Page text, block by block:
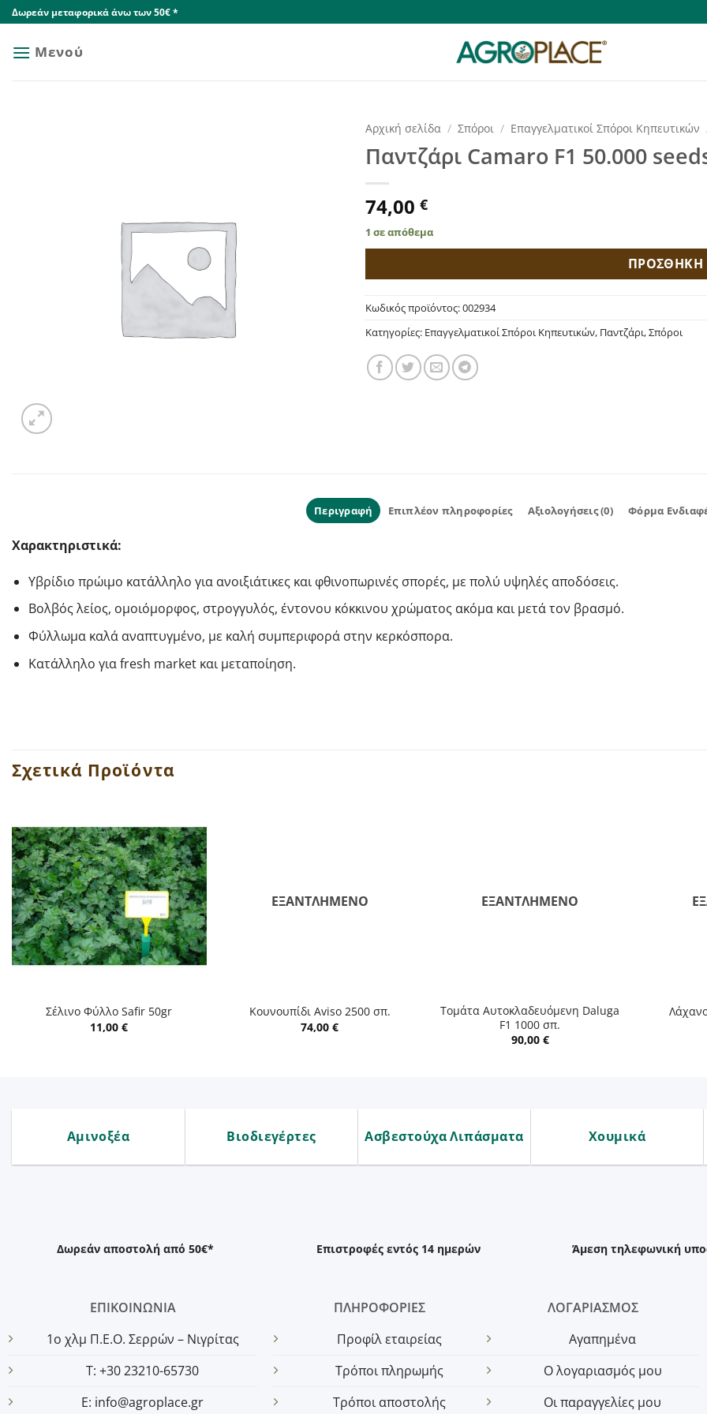
Skip
to
content
Δωρεάν μεταφορικά άνω των 50€ *
Μενού
Αρχική σελίδα / Σπόροι / Επαγγελματικοί Σπόροι Κηπευτικών
Παντζάρι Camaro F1 50.000
74,00 €
1 σε απόθεμα
ΠΡΟΣΘΗΚΗ
Κωδικός προϊόντος:002934
Κατηγορίες: Επαγγελματικοί Σπόροι Κηπευτικών, Παντζάρι,Σπόροι
Περιγραφή Επιπλέον πληροφορίες Αξιολογήσεις (0) Φόρμα
Χαρακτηριστικά:
Υβρίδιο πρώιμο κατάλληλο για ανοιξιάτικες και φθινοπωρινές σπορές, με πολύ υψηλές αποδόσεις.
Βολβός λείος, ομοιόμορφος, στρογγυλός, έντονου κόκκινου χρώματος ακόμα και μετά τον βρασμό.
Φύλλωμα καλά αναπτυγμένο, με καλή συμπεριφορά στην κερκόσπορα.
Κατάλληλο για fresh market και μεταποίηση.
Σχετικά Προϊόντα
Σέλινο Φύλλο Safir 50gr
11,00€
ΕΞΑΝΤΛΗΜΈΝΟ
Κουνουπίδι Aviso 2500 σπ.
74,00€
ΕΞΑΝΤΛΗΜΈΝΟ
Τομάτα Αυτοκλαδευόμενη Daluga
F1 1000 σπ.
90,00 €
Αμινοξέα Βιοδιεγέρτες Ασβεστούχα Λιπάσματα Χουμικά
Δωρεάν αποστολή από 50€* Επιστροφές εντός 14 ημερών Άμεση τηλεφωνική
ΕΠΙΚΟΙΝΩΝΙΑ
1o χλμ Π.Ε.Ο. Σερρών – Νιγρίτας
T: +30 23210-65730
E: info@agroplace.gr
ΠΛΗΡΟΦΟΡΙΕΣ
Προφίλ εταιρείας
Τρόποι πληρωμής
Τρόποι αποστολής
ΛΟΓΑΡΙΑΣΜΟΣ
Αγαπημένα
Ο λογαριασμός μου
Οι παραγγελίες μου